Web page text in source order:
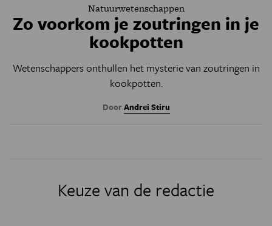
Natuurwetenschappen
Zo voorkom je zoutringen in je
kookpotten
Wetenschappers onthullen het mysterie van zoutringen in
kookpotten.
DoorAndrei Stiru
Keuze van de redactie